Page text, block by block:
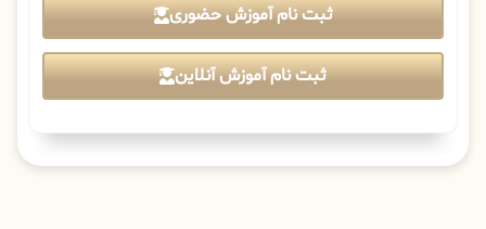
ثبت نام آموزش حضوری
ثبت نام آموزش آنلاین